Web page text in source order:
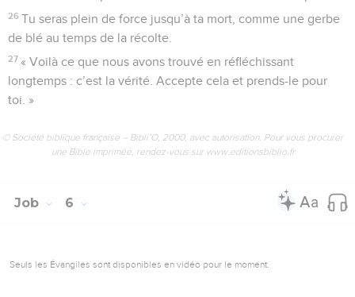
26 Tu seras plein de force jusqu’à ta mort, comme une gerbe
de blé au temps de la récolte.
27 « Voilà ce que nous avons trouvé en réfléchissant
longtemps : c’est la vérité. Accepte cela et prends-le pour
toi. »
© Société biblique française – Bibli’O, 2000, avec autorisation. Pour vous procurer
une Bible imprimée, rendez-vous sur www.editionsbiblio.fr
Job 6
Seuls les Évangiles sont disponibles en vidéo pour le moment.